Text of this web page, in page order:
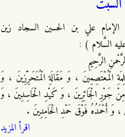
السبت
علي بن الحسين السجاد زين
السَّلام ) :
الرَّحِيمِ
الْمُعْتَصِمِينَ ، وَ مَقَالَةِ الْمُتَحَرِّزِينَ ، وَ
مِنْ جَوْرِ الْجَائِرِينَ ، وَ كَيْدِ الْحَاسِدِينَ ، وَ
، وَ أَحْمَدُهُ فَوْقَ حَمْدِ الْحَامِدِينَ .
اقرأ المزيد